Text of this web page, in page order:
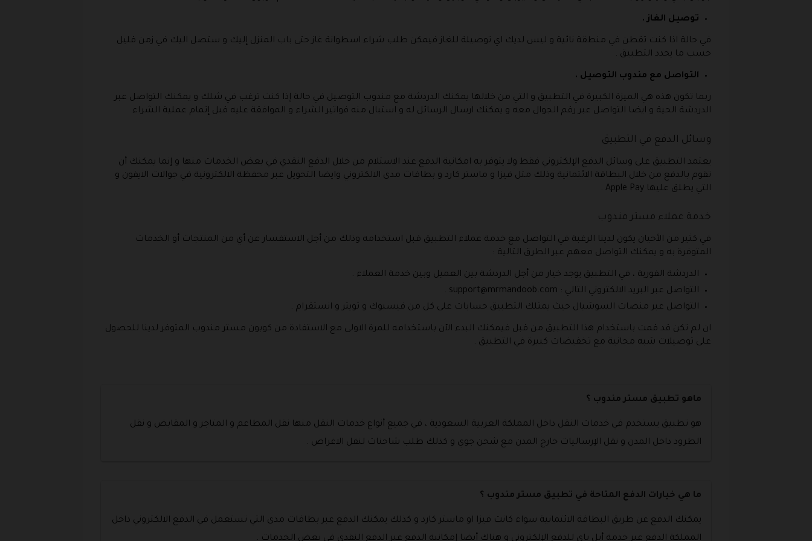
توصيل الغاز .
في حالة اذا كنت تقطن في منطقة نائية و ليس لديك اي توصيلة للغاز فيمكن طلب شراء اسطوانة غاز حتى باب المنزل إليك و ستصل اليك في زمن قليل
حسب ما يحدد التطبيق .
التواصل مع مندوب التوصيل .
ربما تكون هذه هي الميزة الكبيرة في التطبيق و التي من خلالها يمكنك الدردشة مع مندوب التوصيل في حالة إذا كنت ترغب في شلك و يمكنك التواصل عبر
الدردشة الحية و ايضا التواصل عبر رقم الجوال معه و يمكنك ارسال الرسائل له و استبال منه فواتير الشراء و الموافقة عليه قبل إتمام عملية الشراء
وسائل الدفع في التطبيق
يعتمد التطبيق على وسائل الدفع الإلكتروني فقط ولا يتوفر به امكانية الدفع عند الاستلام من خلال الدفع النقدي في بعض الخدمات منها و إنما يمكنك أن
تقوم بالدفع من خلال البطاقة الائتمانية وذلك مثل فيزا و ماستر كارد و بطاقات مدى الالكتروني وايضا التحويل عبر محفظة الالكترونية في جوالات الايفون و
التي يطلق عليها Apple Pay .
خدمة عملاء مستر مندوب
في كثير من الأحيان يكون لدينا الرغبة في التواصل مع خدمة عملاء التطبيق قبل استخدامه وذلك من أجل الاستفسار عن أي من المنتجات أو الخدمات
المتوفرة به و يمكنك التواصل معهم عبر الطرق التالية :
الدردشة الفورية ، في التطبيق يوجد خيار من أجل الدردشة بين العميل وبين خدمة العملاء .
التواصل عبر البريد الالكتروني التالي : support@mrmandoob.com
.
التواصل عبر منصات السوشيال حيث يمتلك التطبيق حسابات على كل من فيسبوك و تويتر و انستقرام .
ان لم تكن قد قمت باستخدام هذا التطبيق من قبل فيمكنك البدء الآن باستخدامه للمرة الاولى مع الاستفادة من كوبون مستر مندوب المتوفر لدينا للحصول
على توصيلات شبه مجانية مع تخفيضات كبيرة في التطبيق .
ماهو تطبيق مستر مندوب ؟
هو تطبيق يستخدم في خدمات النقل داخل المملكة العربية السعودية ، في جميع أنواع خدمات النقل منها نقل المطاعم و المتاجر و المقابض و نقل
الطرود داخل المدن و نقل الإرساليات خارج المدن مع شحن جوي و كذلك طلب شاحنات لنقل الاغراض .
ما هي خيارات الدفع المتاحة في تطبيق مستر مندوب ؟
يمكنك الدفع عن طريق البطاقة الائتمانية سواء كانت فيزا او ماستر كارد و كذلك يمكنك الدفع عبر بطاقات مدى التي تستعمل في الدفع الالكتروني داخل
المملكة الدفع عبر خدمة أبل باي للدفع الإلكتروني و هناك أيضا إمكانية الدفع عبر الدفع النقدي في بعض الخدمات .